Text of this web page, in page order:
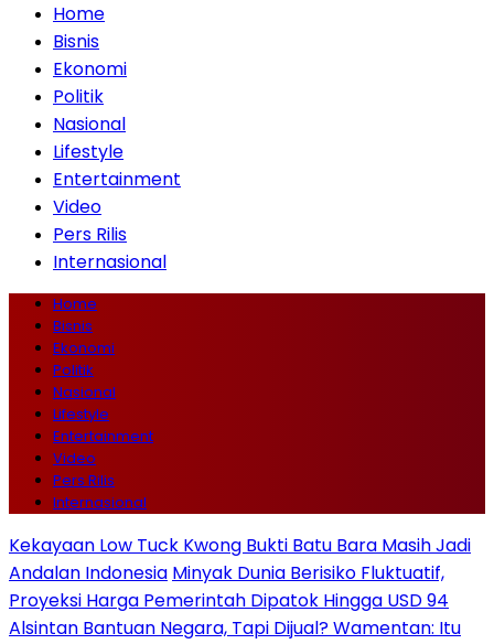
Home
Bisnis
Ekonomi
Politik
Nasional
Lifestyle
Entertainment
Video
Pers Rilis
Internasional
Home
Bisnis
Ekonomi
Politik
Nasional
Lifestyle
Entertainment
Video
Pers Rilis
Internasional
Kekayaan Low Tuck Kwong Bukti Batu Bara Masih Jadi
Andalan Indonesia Minyak Dunia Berisiko Fluktuatif,
Proyeksi Harga Pemerintah Dipatok Hingga USD 94
Alsintan Bantuan Negara, Tapi Dijual? Wamentan: Itu